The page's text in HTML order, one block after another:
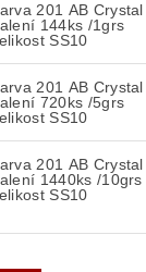
201 AB Crystal
144ks /1grs
SS10
201 AB Crystal
720ks /5grs
SS10
201 AB Crystal
1440ks /10grs
SS10